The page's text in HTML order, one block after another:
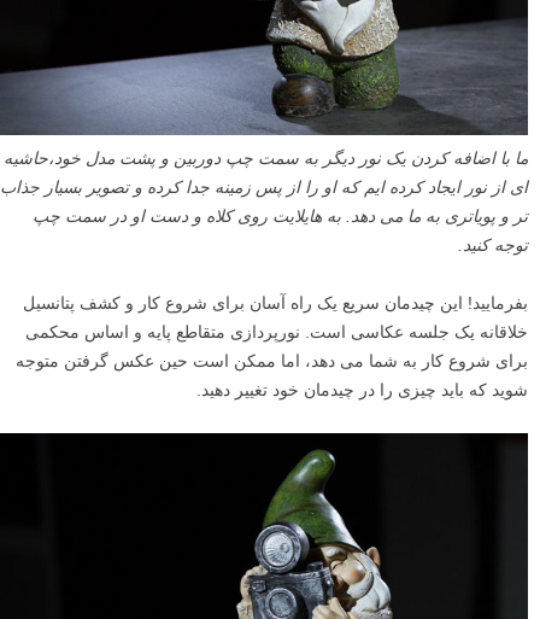
ما با اضافه کردن یک نور دیگر به سمت چپ دوربین و پشت مدل خود،حاشیه
ای از نور ایجاد کرده ایم که او را از پس زمینه جدا کرده و تصویر بسیار جذاب
تر و پویاتری به ما می دهد. به هایلایت روی کلاه و دست او در سمت چپ
توجه کنید.
بفرمایید! این چیدمان سریع یک راه آسان برای شروع کار و کشف پتانسیل
خلاقانه یک جلسه عکاسی است. نورپردازی متقاطع پایه و اساس محکمی
برای شروع کار به شما می دهد، اما ممکن است حین عکس گرفتن متوجه
شوید که باید چیزی را در چیدمان خود تغییر دهید.